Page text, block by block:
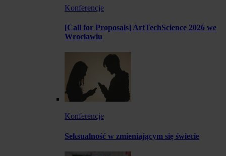
Konferencje
[Call for Proposals] ArtTechScience 2026 we
Wrocławiu
Konferencje
Seksualność w zmieniającym się świecie